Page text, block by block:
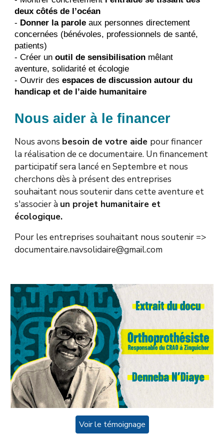
deux côtés de l’océan
- Donner la parole aux personnes directement
concernées (bénévoles, professionnels de santé,
patients)
- Créer unoutil de sensibilisation mêlant
aventure, solidarité et écologie
- Ouvrir desespaces de discussion autour du
handicap et de l’aide humanitaire
Nous aider à le financer
Nous avons besoin de votre aide pour financer
la réalisation de ce documentaire. Un financement
participatif sera lancé en Septembre et nous
cherchons dès à présent des entreprises
souhaitant nous soutenir dans cette aventure et
s'associer à un projet humanitaire et
écologique.
Pour les entreprises souhaitant nous soutenir =>
documentaire.navsolidaire@gmail.com
Voir le témoignage